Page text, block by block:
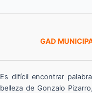
GAD
Es difícil encontrar
belleza de Gonzalo